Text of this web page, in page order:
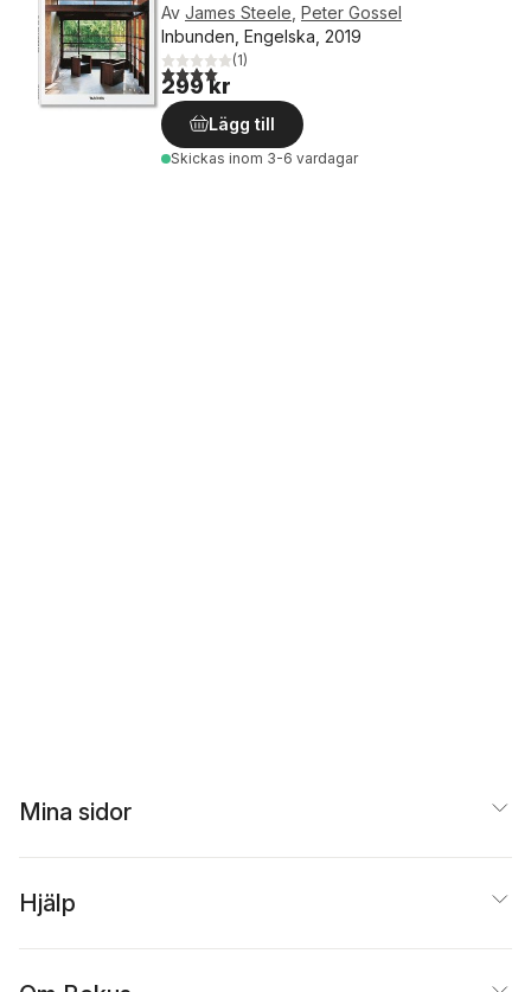
Av James Steele Peter Gossel
Inbunden, Engelska, 2019
4,0utav 5 stjärnor. Totalt antal röster:
(1)
299 kr
Lägg till
Skickas inom 3-6 vardagar
Mina sidor
Hjälp